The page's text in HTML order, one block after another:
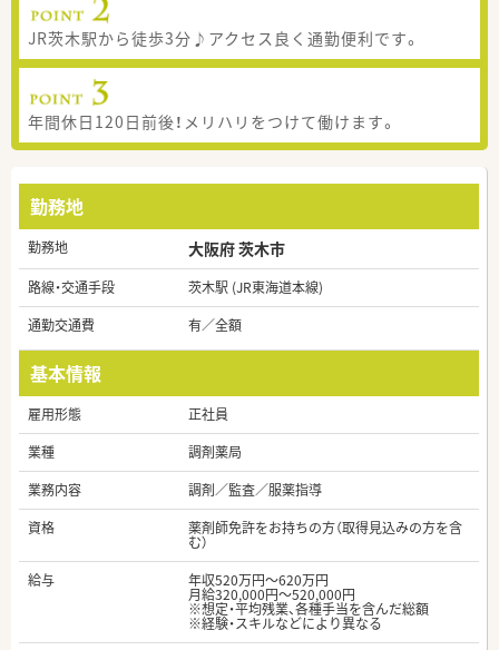
JR茨木駅から徒歩3分♪アクセス良く通勤便利です。
年間休日120日前後！メリハリをつけて働けます。
勤務地
勤務地 大阪府 茨木市
路線・交通手段
茨木駅 (JR東海道本線)
通勤交通費
有／全額
基本情報
雇用形態
正社員
業種
調剤薬局
業務内容
調剤／監査／服薬指導
資格
薬剤師免許をお持ちの方（取得見込みの方を含
む）
給与
年収520万円～620万円
月給320,000円～520,000円
※想定・平均残業、各種手当を含んだ総額
※経験・スキルなどにより異なる